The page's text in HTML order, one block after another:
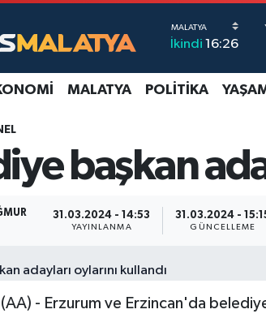
İkindi 16:26
MALATYA POLITIKA
başkan
31.03.2024 - 14:53
YAYINLANMA
31.03.2024 -
GÜNCELLEME
- Erzurum ve Erzincan'da
Haritası
Durumu ve Fikstür